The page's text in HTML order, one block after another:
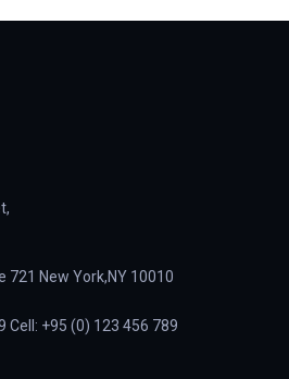
721 New York,NY 10010
Cell: +95 (0) 123 456 789